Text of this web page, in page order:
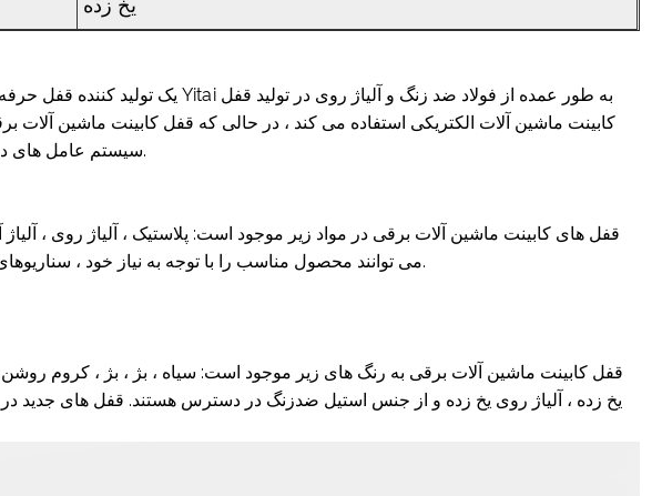
یخ زده
کابینت ماشین آلات الکتریکی استفاده می کند ، در حالی که قفل کابینت ماشین آلات
سیستم عامل های دریایی ، نیروگاه های فتوولتائیک و غیره مناسب است.
قفل های کابینت ماشین آلات برقی در مواد زیر موجود است: پلاستیک ، آلیاژ روی ،
است. Customers می توانند محصول مناسب را با توجه به نیاز خود ، سناریوهای استفاده و هزینه ها انتخاب کنند.
قفل کابینت ماشین آلات برقی به رنگ های زیر موجود است: سیاه ، بژ ، بژ ، کروم روشن.
یخ زده ، آلیاژ روی یخ زده و از جنس استیل ضدزنگ در دسترس هستند. قفل های جدید